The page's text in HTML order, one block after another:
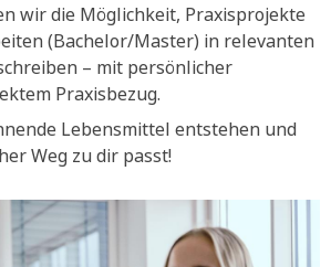
wir die Möglichkeit, Praxisprojekte
(Bachelor/Master) in relevanten
– mit persönlicher
Praxisbezug.
Lebensmittel entstehen und
Weg zu dir passt!